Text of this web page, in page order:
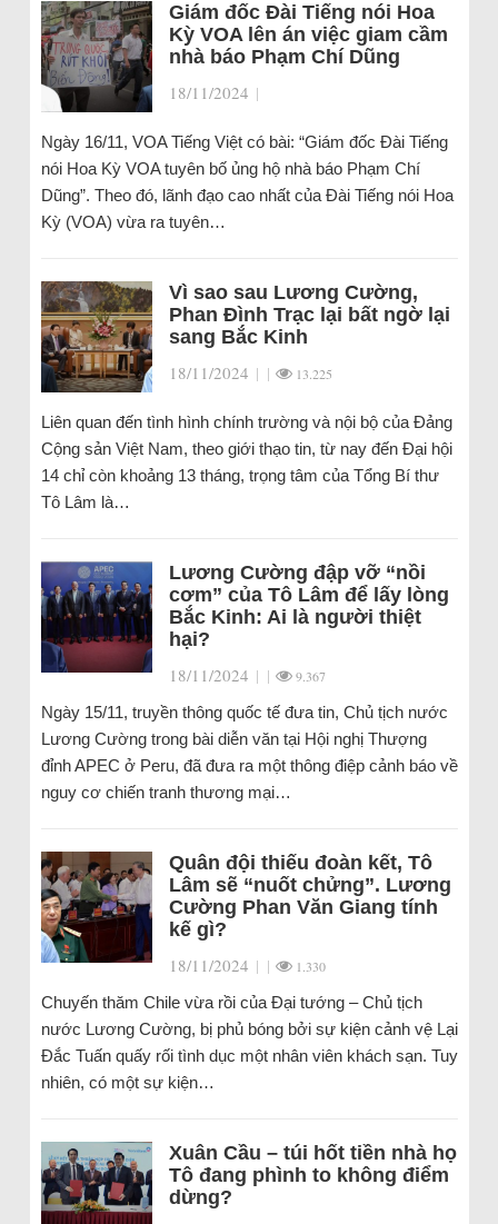
Giám đốc Đài Tiếng nói Hoa
Kỳ VOA lên án việc giam cầm
nhà báo Phạm Chí Dũng
18/11/2024 |
Ngày 16/11, VOA Tiếng Việt có bài: “Giám đốc Đài Tiếng
nói Hoa Kỳ VOA tuyên bố ủng hộ nhà báo Phạm Chí
Dũng”. Theo đó, lãnh đạo cao nhất của Đài Tiếng nói Hoa
Kỳ (VOA) vừa ra tuyên…
Vì sao sau Lương Cường,
Phan Đình Trạc lại bất ngờ lại
sang Bắc Kinh
18/11/2024 | | 13.225
Liên quan đến tình hình chính trường và nội bộ của Đảng
Cộng sản Việt Nam, theo giới thạo tin, từ nay đến Đại hội
14 chỉ còn khoảng 13 tháng, trọng tâm của Tổng Bí thư
Tô Lâm là…
Lương Cường đập vỡ “nồi
cơm” của Tô Lâm để lấy lòng
Bắc Kinh: Ai là người thiệt
hại?
18/11/2024 | | 9.367
Ngày 15/11, truyền thông quốc tế đưa tin, Chủ tịch nước
Lương Cường trong bài diễn văn tại Hội nghị Thượng
đỉnh APEC ở Peru, đã đưa ra một thông điệp cảnh báo về
nguy cơ chiến tranh thương mại…
Quân đội thiếu đoàn kết, Tô
Lâm sẽ “nuốt chửng”. Lương
Cường Phan Văn Giang tính
kế gì?
18/11/2024 | | 1.330
Chuyến thăm Chile vừa rồi của Đại tướng – Chủ tịch
nước Lương Cường, bị phủ bóng bởi sự kiện cảnh vệ Lại
Đắc Tuấn quấy rối tình dục một nhân viên khách sạn. Tuy
nhiên, có một sự kiện…
Xuân Cầu – túi hốt tiền nhà họ
Tô đang phình to không điểm
dừng?